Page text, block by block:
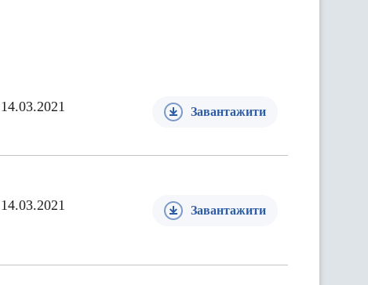
14.03.2021 Завантажити
14.03.2021 Завантажити